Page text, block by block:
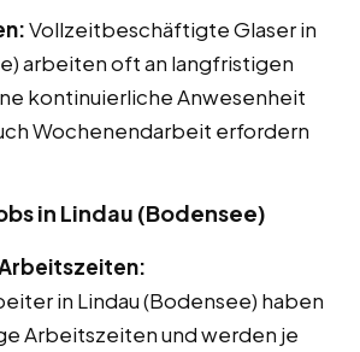
Vollzeitbeschäftigte Glaser in
arbeiten oft an langfristigen
kontinuierliche Anwesenheit
Wochenendarbeit erfordern
in Lindau (Bodensee)
in Lindau (Bodensee) haben
Arbeitszeiten und werden je